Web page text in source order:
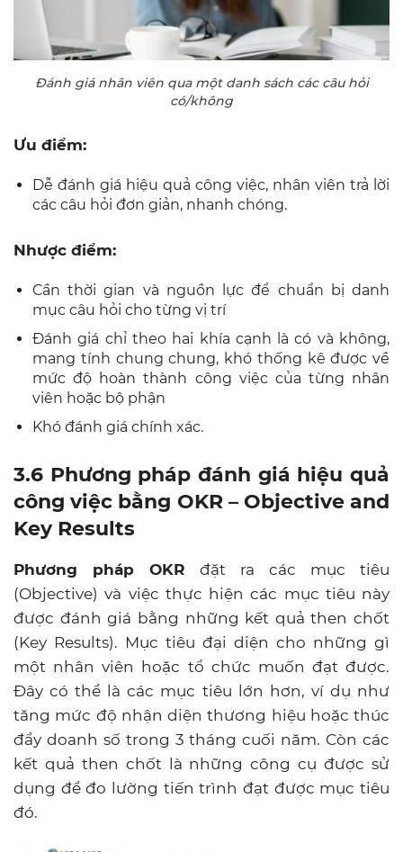
Đánh giá nhân viên qua một danh sách các câu hỏi
có/không
Ưu điểm:
Dễ đánh giá hiệu quả công việc, nhân viên trả lời
các câu hỏi đơn giản, nhanh chóng.
Nhược điểm:
Cần thời gian và nguồn lực để chuẩn bị danh
mục câu hỏi cho từng vị trí
Đánh giá chỉ theo hai khía cạnh là có và không,
mang tính chung chung, khó thống kê được về
mức độ hoàn thành công việc của từng nhân
viên hoặc bộ phận
Khó đánh giá chính xác.
3.6 Phương pháp đánh giá hiệu quả
công việc bằng OKR – Objective and
Key Results
Phương pháp OKR đặt ra các mục tiêu
(Objective) và việc thực hiện các mục tiêu này
được đánh giá bằng những kết quả then chốt
(Key Results). Mục tiêu đại diện cho những gì
một nhân viên hoặc tổ chức muốn đạt được.
Đây có thể là các mục tiêu lớn hơn, ví dụ như
tăng mức độ nhận diện thương hiệu hoặc thúc
đẩy doanh số trong 3 tháng cuối năm. Còn các
kết quả then chốt là những công cụ được sử
dụng để đo lường tiến trình đạt được mục tiêu
đó.